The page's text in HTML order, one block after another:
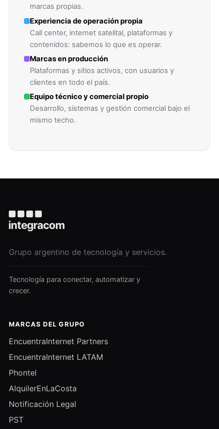
marcas propias.
Experiencia de operación propia
Call center, internet satelital, plataformas y
contenidos: sabemos lo que es operar.
Marcas en producción
Plataformas y sitios activos, con usuarios y
clientes en todo el país.
Equipo técnico y comercial propio
Desarrollo, sistemas y gestión comercial bajo el
mismo techo.
Grupo argentino de tecnología y servicios.
Tecnología para conectar, automatizar y
crecer.
MARCAS DEL GRUPO
EncuentraInternet Partners
EncuentraInternet LATAM
Phontel
AlquilerEnLaCosta
Notificación Legal
PST